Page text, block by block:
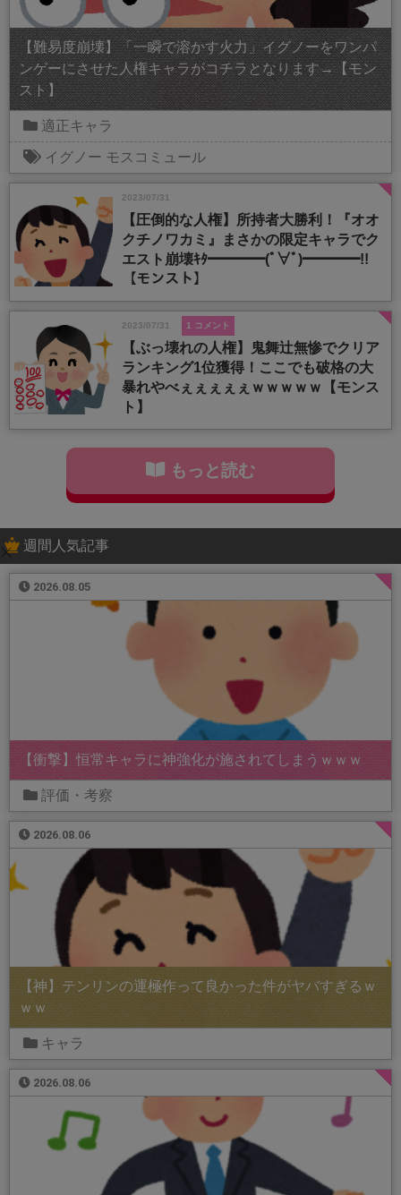
【難易度崩壊】「一瞬で溶かす火力」イグノーをワンパ
ンゲーにさせた人権キャラがコチラとなります→【モン
スト】
適正キャラ
イグノー モスコミュール
2023/07/31
【圧倒的な人権】所持者大勝利！『オオ
クチノワカミ』まさかの限定キャラでク
エスト崩壊ｷﾀ━━━━(ﾟ∀ﾟ)━━━━!!
【モンスト】
2023/07/31 1 コメント
【ぶっ壊れの人権】鬼舞辻無惨でクリア
ランキング1位獲得！ここでも破格の大
暴れやべぇぇぇぇぇｗｗｗｗｗ【モンス
ト】
もっと読む
週間人気記事
2026.08.05
【衝撃】恒常キャラに神強化が施されてしまうｗｗｗ
評価・考察
2026.08.06
【神】テンリンの運極作って良かった件がヤバすぎるｗ
ｗｗ
キャラ
2026.08.06